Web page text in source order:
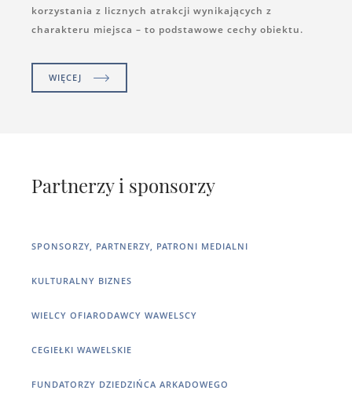
korzystania z licznych atrakcji wynikających z
charakteru miejsca – to podstawowe cechy obiektu.
WIĘCEJ
Partnerzy i sponsorzy
SPONSORZY, PARTNERZY, PATRONI MEDIALNI
KULTURALNY BIZNES
WIELCY OFIARODAWCY WAWELSCY
CEGIEŁKI WAWELSKIE
FUNDATORZY DZIEDZIŃCA ARKADOWEGO